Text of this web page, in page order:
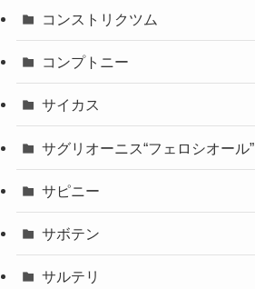
コンストリクツム
コンプトニー
サイカス
サグリオーニス“フェロシオール”
サピニー
サボテン
サルテリ